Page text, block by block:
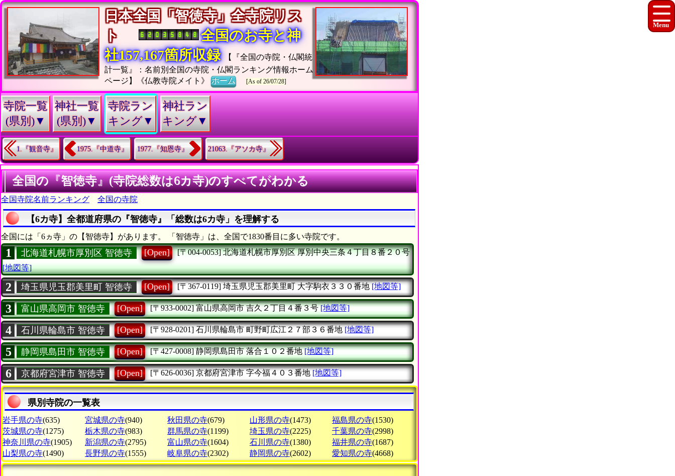
日本全国「智徳寺」全寺院リス
ト
全国のお寺と神
社157,167箇所収録
【『全国の寺院・仏閣統
計一覧』：名前別全国の寺院・仏閣ランキング情報ホーム
ページ】《仏教寺院メイト》ホーム [As of 26/07/28]
寺院一覧
(県別)▼
神社一覧
(県別)▼
寺院ラン
キング▼
神社ラン
キング▼
1.『観音寺』 1975.『中道寺』 1977.『知恩寺』 21063.『アソカ寺』
全国の『智徳寺』(寺院総数は6カ寺)のすべてがわかる
全国寺院名前ランキング 全国の寺院
【6カ寺】全都道府県の『智徳寺』「総数は6カ寺」を理解する
全国には「6ヵ寺」の【智徳寺】があります。 「智徳寺」は、全国で1830番目に多い寺院です。
1 北海道札幌市厚別区 智徳寺 [Open] [〒004-0053] 北海道札幌市厚別区厚別中央三条４丁目８番２０号
[地図等]
2 埼玉県児玉郡美里町 智徳寺 [Open] [〒367-0119] 埼玉県児玉郡美里町大字駒衣３３０番地 [地図等]
3 富山県高岡市 智徳寺 [Open] [〒933-0002] 富山県高岡市吉久２丁目４番３号 [地図等]
4 石川県輪島市 智徳寺 [Open] [〒928-0201] 石川県輪島市町野町広江２７部３６番地 [地図等]
5 静岡県島田市 智徳寺 [Open] [〒427-0008] 静岡県島田市落合１０２番地 [地図等]
6 京都府宮津市 智徳寺 [Open] [〒626-0036] 京都府宮津市字今福４０３番地 [地図等]
県別寺院の一覧表
岩手県の寺(635) 宮城県の寺(940) 秋田県の寺(679) 山形県の寺(1473) 福島県の寺(1530)
茨城県の寺(1275) 栃木県の寺(983) 群馬県の寺(1199) 埼玉県の寺(2225) 千葉県の寺(2998)
神奈川県の寺(1905) 新潟県の寺(2795) 富山県の寺(1604) 石川県の寺(1380) 福井県の寺(1687)
山梨県の寺(1490) 長野県の寺(1555) 岐阜県の寺(2302) 静岡県の寺(2602) 愛知県の寺(4668)